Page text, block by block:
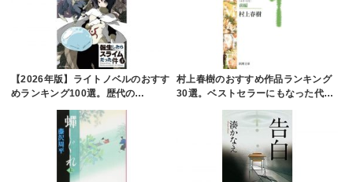
【2026年版】ライトノベルのおすす
めランキング100選。歴代の…
村上春樹のおすすめ作品ランキング
30選。ベストセラーにもなった代…